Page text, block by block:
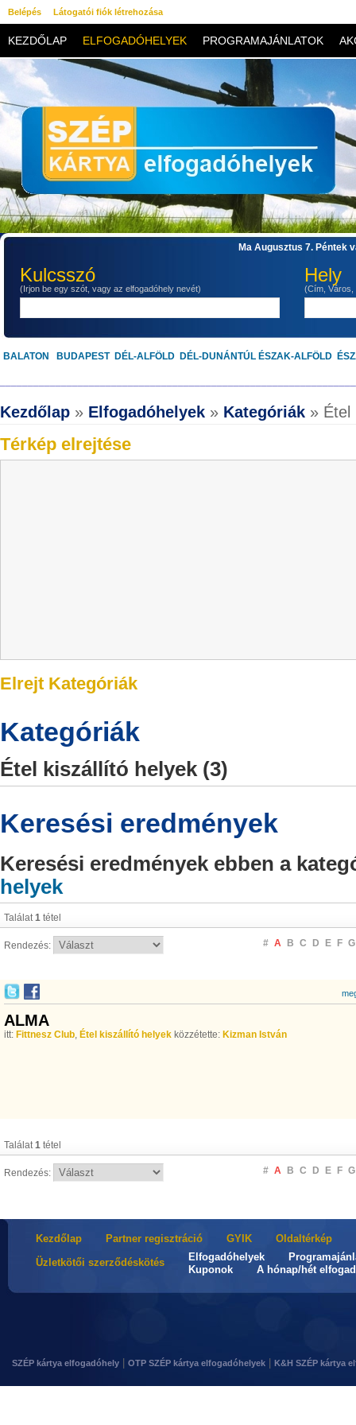
Belépés Látogatói fiók létrehozása
KEZDŐLAP ELFOGADÓHELYEK PROGRAMAJÁNLATOK
KAPCSOLAT
Ma Augusztus 7. Péntek
Kulcsszó
(Irjon be egy szót, vagy az elfogadóhely nevét)
Hely
(Cím,
BALATON BUDAPEST DÉL-ALFÖLD DÉL-DUNÁNTÚL ÉSZAK-ALFÖLD
Kezdőlap » Elfogadóhelyek » Kategóriák » Étel
Térkép elrejtése
Elrejt Kategóriák
Kategóriák
Étel kiszállító helyek (3)
Keresési eredmények
Keresési eredmények ebben a
helyek
Találat1 tétel
Rendezés: # A B C D E F G
ALMA
itt: Fittnesz Club, Étel kiszállító helyek közzétette: Kizman István
Találat1 tétel
Rendezés: # A B C D E F G
Kezdőlap Partner regisztráció GYIK
Oldaltérkép
Üzletkötői szerződéskötés
Elfogadóhelyek
Kuponok
A hónap/hét
SZÉP kártya elfogadóhely OTP SZÉP kártya elfogadóhelyek K&H SZÉP kártya